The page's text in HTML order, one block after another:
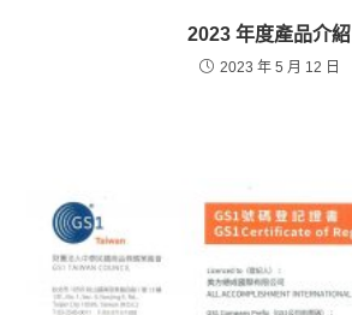
2023 年度產品介紹
2023 年 5 月 12 日